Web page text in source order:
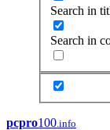
Search in
Search in
pcpro100.info